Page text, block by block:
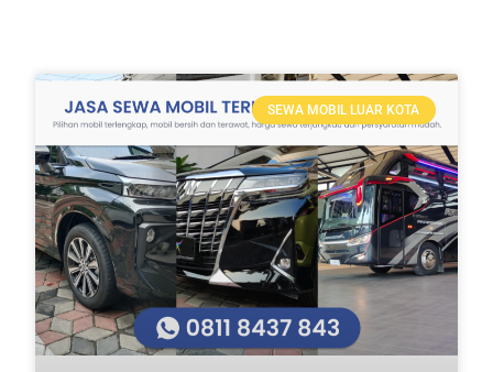
SEWA MOBIL LUAR KOTA